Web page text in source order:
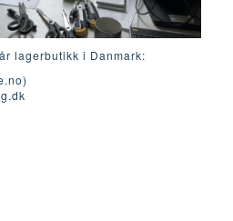
lagerbutikk i Danmark: